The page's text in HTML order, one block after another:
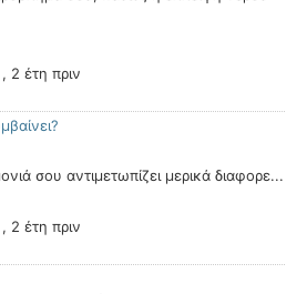
, 2 έτη πριν
σου αντιμετωπίζει μερικά διαφορε...
, 2 έτη πριν